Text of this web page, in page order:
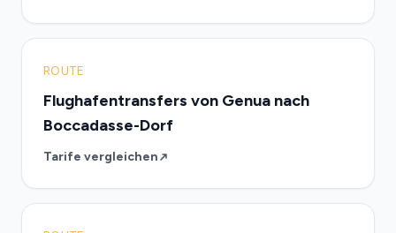
ROUTE
Flughafentransfers von Genua nach
Boccadasse-Dorf
Tarife vergleichen